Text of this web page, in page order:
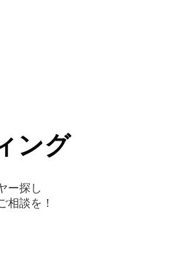
ング
ー探し
相談を！